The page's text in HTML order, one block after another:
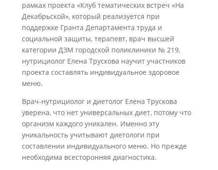
рамках проекта «Клуб тематических встреч «На
Декабрьской», который реализуется при
поддержке Гранта Департамента труда и
социальной защиты, терапевт, врач высшей
категории ДЗМ городской поликлиники № 219,
нутрициолог Елена Трускова научит участников
проекта составлять индивидуальное здоровое
меню.
Врач-нутрициолог и диетолог Елена Трускова
уверена, что нет универсальных диет, потому что
организм каждого уникален. Именно эту
уникальность учитывают диетологи при
составлении индивидуального меню. Но прежде
необходима всесторонняя диагностика.